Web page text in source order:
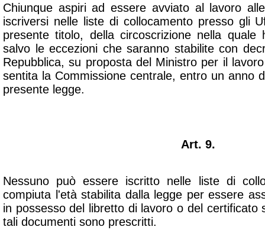
Chiunque aspiri ad essere avviato al lavoro
iscriversi nelle liste di collocamento presso gli
presente titolo, della circoscrizione nella quale
salvo le eccezioni che saranno stabilite con
Repubblica, su proposta del Ministro per il
sentita la Commissione centrale, entro un anno
presente legge.
Art. 9.
Nessuno può essere iscritto nelle liste di
compiuta l'età stabilita dalla legge per essere
in possesso del libretto di lavoro o del certificato
tali documenti sono prescritti.